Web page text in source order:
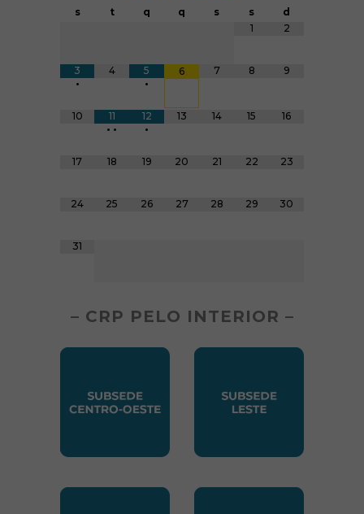
s t q q s s
d
1
2
3
•
4
5
•
6 7 8 9
10
11
• •
12
•
13 14 15 16
17 18 19 20 21 22 23
24 25 26 27 28 29 30
31
– CRP PELO INTERIOR –